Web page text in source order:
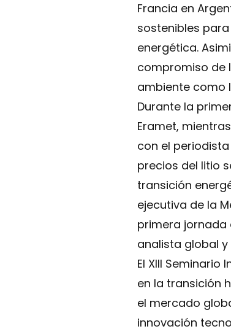
Francia en
sostenibles
energética.
compromiso de
ambiente como
Durante la
Eramet,
con el
precios del litio
transición
ejecutiva de la
primera jornada
analista global
El XIII
en la transición
el mercado
innovación